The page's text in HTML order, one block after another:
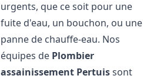
urgents, que ce soit pour une
fuite d'eau, un bouchon, ou une
panne de chauffe-eau. Nos
équipes de Plombier
assainissement Pertuissont